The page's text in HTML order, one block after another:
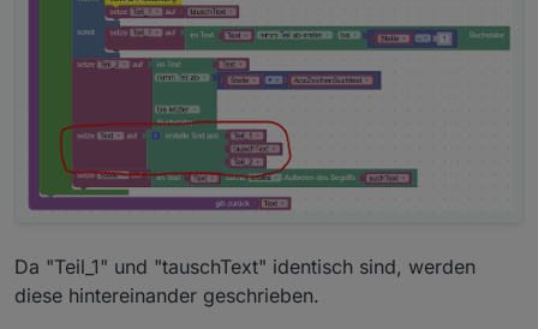
Da "Teil_1" und "tauschText" identisch sind, werden
diese hintereinander geschrieben.